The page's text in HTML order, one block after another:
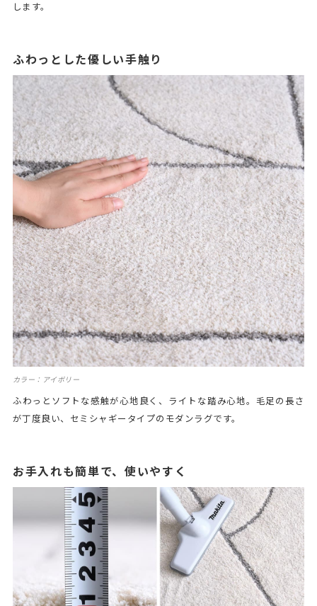
します。
ふわっとした優しい手触り
カラー：アイボリー
ふわっとソフトな感触が心地良く、ライトな踏み心地。毛足の長さ
が丁度良い、セミシャギータイプのモダンラグです。
お手入れも簡単で、使いやすく